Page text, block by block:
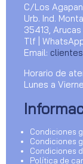
C/Los
Urb. Ind.
35413, Arucas
Tlf |
Email:
Horario de
Lunes a
Condiciones
Condiciones
Condiciones
Política de